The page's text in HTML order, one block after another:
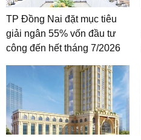
TP Đồng Nai đặt mục tiêu
giải ngân 55% vốn đầu tư
công đến hết tháng 7/2026